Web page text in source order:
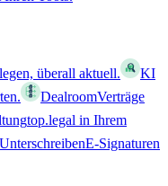
überall aktuell.
KI
DealroomVerträge
top.legal in Ihrem
E-Signaturen